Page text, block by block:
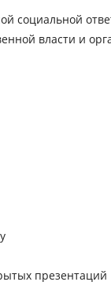
социальной
власти и
презентаций